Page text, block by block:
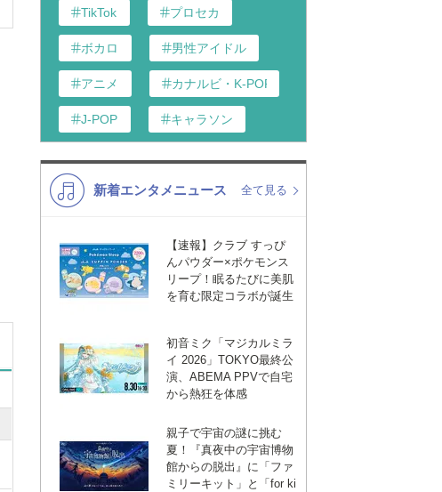
TikTok プロセカ
ボカロ 男性アイドル
アニメ カナルビ・K-POP和訳
J-POP キャラソン
K-POP 演歌・歌謡
VTuber ディズニー
新着エンタメニュース 全て見る
【速報】クラブ すっぴ
んパウダー×ポケモンス
リープ！眠るたびに美肌
を育む限定コラボが誕生
初音ミク「マジカルミラ
イ 2026」TOKYO最終公
演、ABEMA PPVで自宅
から熱狂を体感
親子で宇宙の謎に挑む
夏！『真夜中の宇宙博物
館からの脱出』に「ファ
ミリーキット」と「for ki